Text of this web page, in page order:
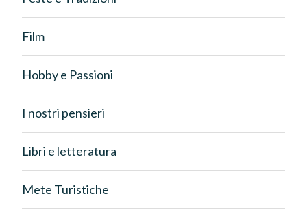
Film
Hobby e Passioni
I nostri pensieri
Libri e letteratura
Mete Turistiche